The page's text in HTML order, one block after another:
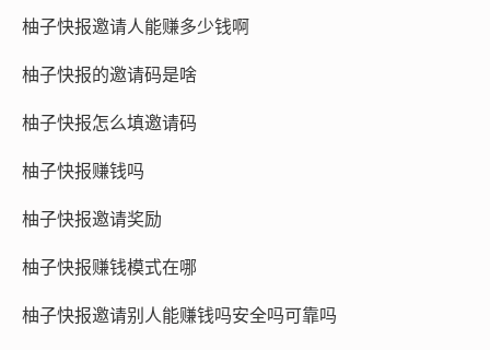
柚子快报邀请人能赚多少钱啊
柚子快报的邀请码是啥
柚子快报怎么填邀请码
柚子快报赚钱吗
柚子快报邀请奖励
柚子快报赚钱模式在哪
柚子快报邀请别人能赚钱吗安全吗可靠吗